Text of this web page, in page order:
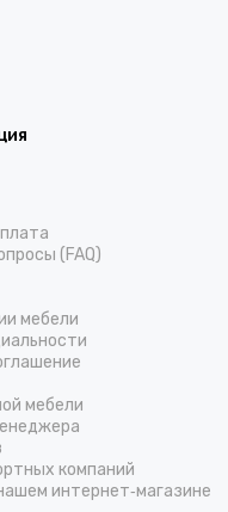
(FAQ)
мебели
мебели
компаний
интернет‑магазине